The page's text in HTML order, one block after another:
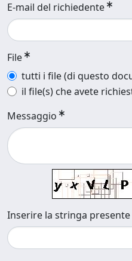
E-mail del richiedente
File
tutti i file (di questo
il file(s) che avete
Messaggio
Inserire la stringa